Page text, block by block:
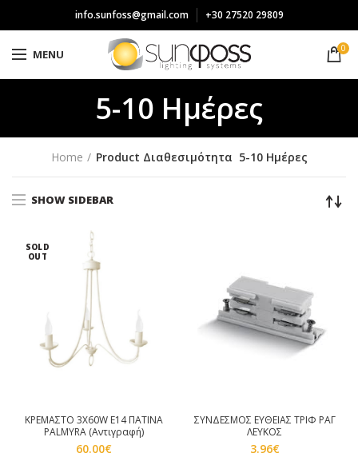
info.sunfoss@gmail.com +30 27520 29809
MENU 0
5-10 Ημέρες
Home Product Διαθεσιμότητα 5-10 Ημέρες
SHOW SIDEBAR
SOLD
OUT
ΚΡΕΜΑΣΤΟ 3Χ60W E14 ΠΑΤΙΝΑ
PALMYRA (Αντιγραφή)
60.00€
ΣΥΝΔΕΣΜΟΣ ΕΥΘΕΙΑΣ ΤΡΙΦ ΡΑΓ
ΛΕΥΚΟΣ
3.96€